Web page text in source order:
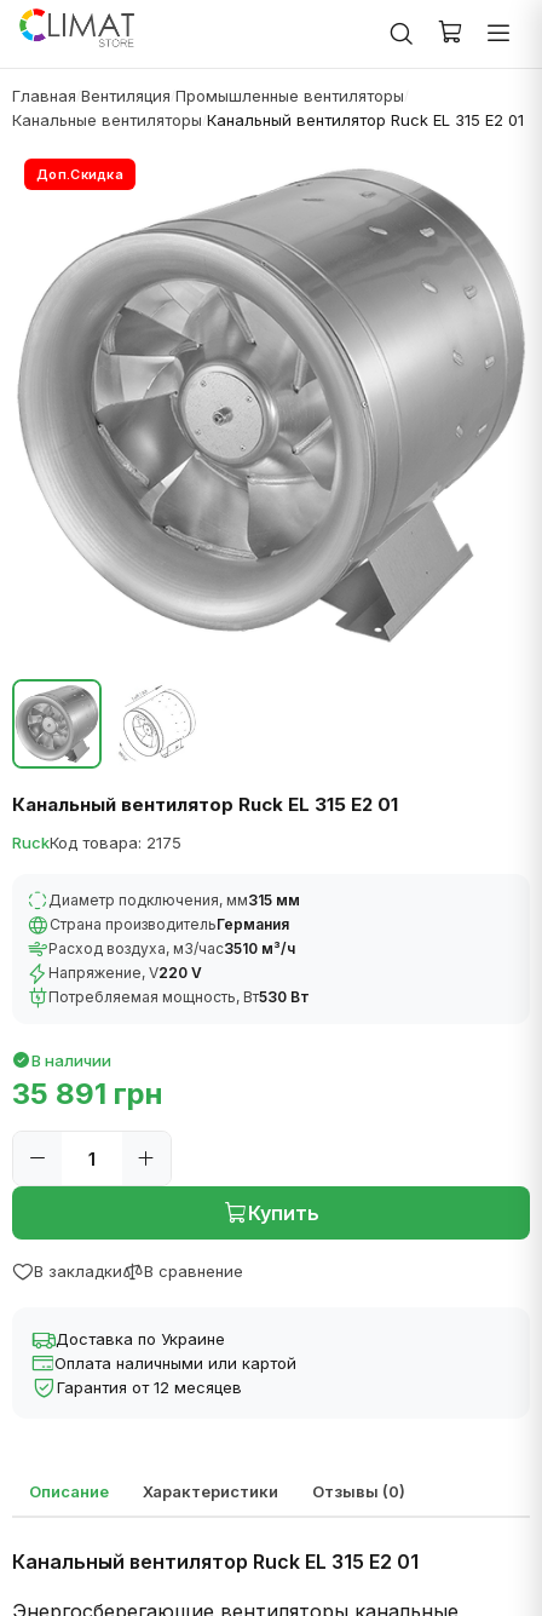
Главная Вентиляция Промышленные вентиляторы
Канальные вентиляторы Канальный вентилятор Ruck EL 315 E2 01
Доп.Скидка
Канальный вентилятор Ruck EL 315 E2 01
RuckКод товара: 2175
Диаметр подключения, мм315 мм
Страна производительГермания
Расход воздуха, м3/час3510 м³/ч
Напряжение, V220 V
Потребляемая мощность, Вт530 Вт
В наличии
35 891 грн
Купить
В закладки В сравнение
Доставка по Украине
Оплата наличными или картой
Гарантия от 12 месяцев
Описание Характеристики Отзывы (0)
Канальный вентилятор Ruck EL 315 E2 01
Энергосберегающие вентиляторы канальные